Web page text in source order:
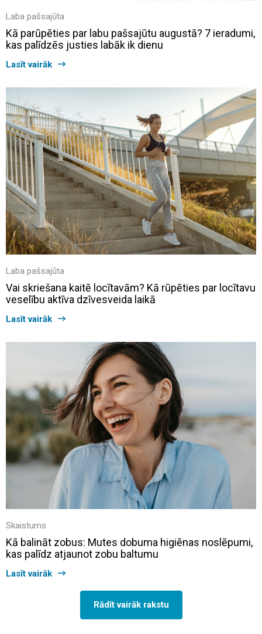
Laba pašsajūta
Kā parūpēties par labu pašsajūtu augustā? 7 ieradumi,
kas palīdzēs justies labāk ik dienu
Lasīt vairāk
Laba pašsajūta
Vai skriešana kaitē locītavām? Kā rūpēties par locītavu
veselību aktīva dzīvesveida laikā
Lasīt vairāk
Skaistums
Kā balināt zobus: Mutes dobuma higiēnas noslēpumi,
kas palīdz atjaunot zobu baltumu
Lasīt vairāk
Rādīt vairāk rakstu